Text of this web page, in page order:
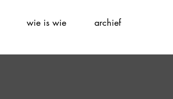
wie is wie archief